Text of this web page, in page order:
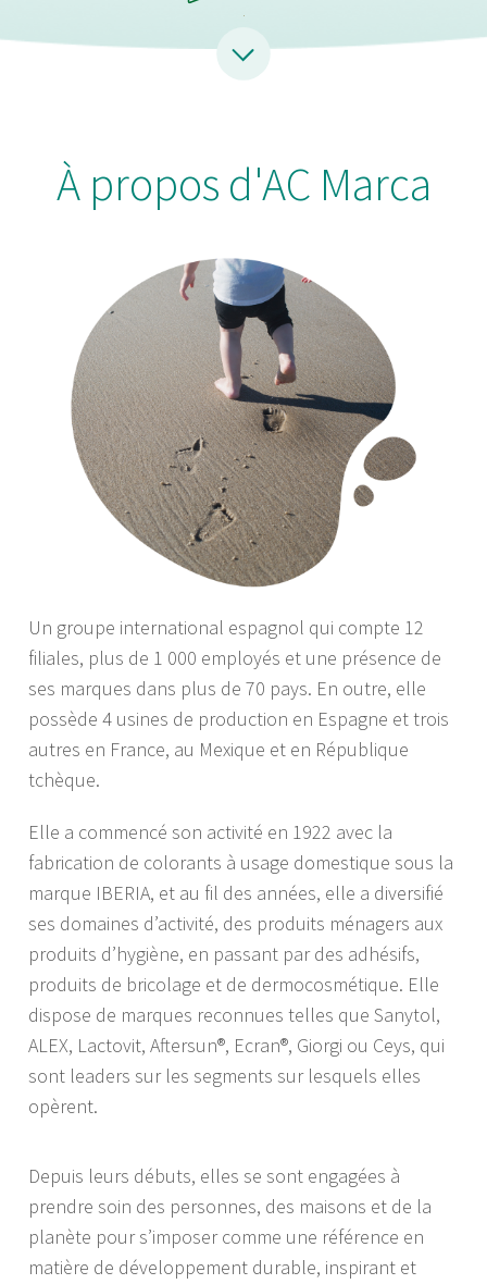
À propos d'AC Marca
Un groupe international espagnol qui compte 12
filiales, plus de 1 000 employés et une présence de
ses marques dans plus de 70 pays. En outre, elle
possède 4 usines de production en Espagne et trois
autres en France, au Mexique et en République
tchèque.
Elle a commencé son activité en 1922 avec la
fabrication de colorants à usage domestique sous la
marque IBERIA, et au fil des années, elle a diversifié
ses domaines d’activité, des produits ménagers aux
produits d’hygiène, en passant par des adhésifs,
produits de bricolage et de dermocosmétique. Elle
dispose de marques reconnues telles que Sanytol,
ALEX, Lactovit, Aftersun®, Ecran®, Giorgi ou Ceys, qui
sont leaders sur les segments sur lesquels elles
opèrent.
Depuis leurs débuts, elles se sont engagées à
prendre soin des personnes, des maisons et de la
planète pour s’imposer comme une référence en
matière de développement durable, inspirant et